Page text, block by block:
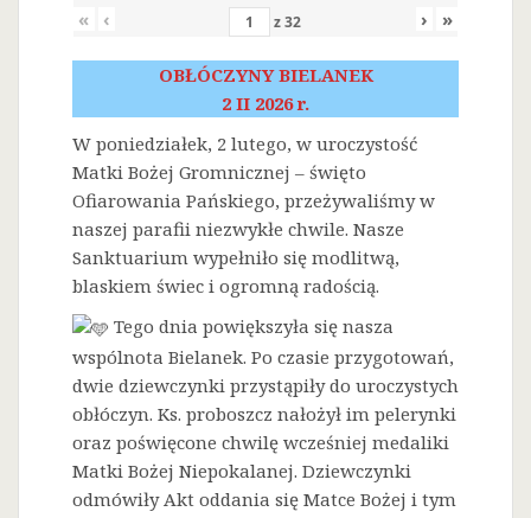
« ‹ z32 › »
OBŁÓCZYNY BIELANEK
2 II 2026 r.
W poniedziałek, 2 lutego, w uroczystość
Matki Bożej Gromnicznej – święto
Ofiarowania Pańskiego, przeżywaliśmy w
naszej parafii niezwykłe chwile. Nasze
Sanktuarium wypełniło się modlitwą,
blaskiem świec i ogromną radością.
Tego dnia powiększyła się nasza
wspólnota Bielanek. Po czasie przygotowań,
dwie dziewczynki przystąpiły do uroczystych
obłóczyn. Ks. proboszcz nałożył im pelerynki
oraz poświęcone chwilę wcześniej medaliki
Matki Bożej Niepokalanej. Dziewczynki
odmówiły Akt oddania się Matce Bożej i tym